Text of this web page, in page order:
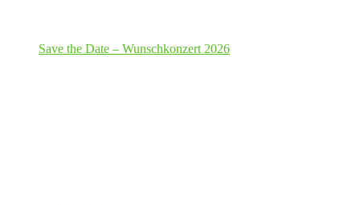
Save the Date – Wunschkonzert 2026